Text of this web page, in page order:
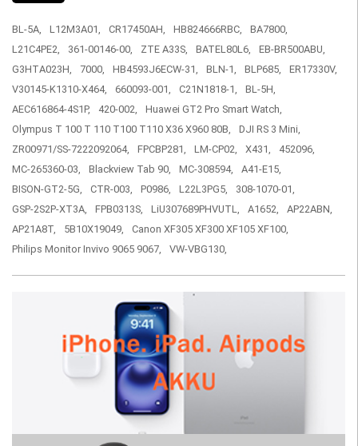
BL-5A, L12M3A01, CR17450AH, HB824666RBC,
BA7800,
L21C4PE2,
361-00146-00, ZTE A33S, BATEL80L6,
EB-BR500ABU,
G3HTA023H,
7000, HB4593J6ECW-31, BLN-1, BLP685,
ER17330V,
V30145-K1310-X464,
660093-001, C21N1818-1,
BL-5H,
AEC616864-4S1P,
420-002,
Huawei GT2 Pro Smart Watch,
Olympus T 100 T 110 T100 T110 X36 X960 80B,
DJI RS 3 Mini,
ZR00971/SS-7222092064,
FPCBP281, LM-CP02, X431,
452096,
MC-265360-03,
Blackview Tab 90, MC-308594,
A41-E15,
BISON-GT2-5G,
CTR-003, P0986, L22L3PG5,
308-1070-01,
GSP-2S2P-XT3A,
FPB0313S, LiU307689PHVUTL, A1652,
AP22ABN,
AP21A8T,
5B10X19049,
Canon XF305 XF300 XF105 XF100,
Philips Monitor Invivo 9065 9067,
VW-VBG130,